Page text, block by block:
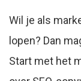
Wil je als
lopen? Dan
Start met het